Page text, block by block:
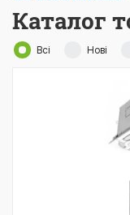
Каталог
Всі Нові